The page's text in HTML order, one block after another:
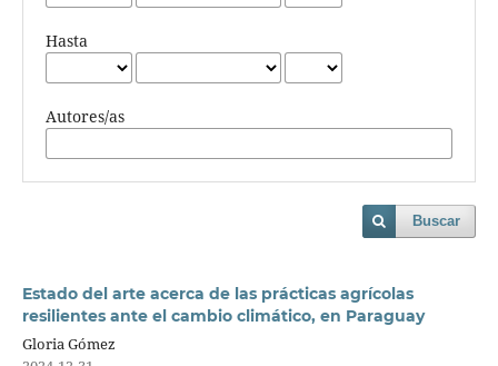
Hasta
Autores/as
Buscar
Estado del arte acerca de las prácticas agrícolas
resilientes ante el cambio climático, en Paraguay
Gloria Gómez